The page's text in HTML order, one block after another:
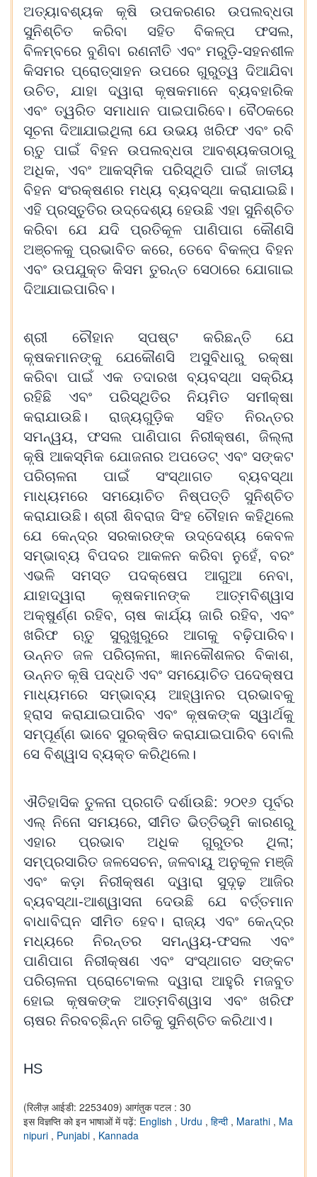
ଅତ୍ୟାବଶ୍ୟକ କୃଷି ଉପକରଣର ଉପଲବ୍ଧତା
ସୁନିଶ୍ଚିତ କରିବା ସହିତ ବିକଳ୍ପ ଫସଲ,
ବିଳମ୍ବରେ ବୁଣିବା ରଣନୀତି ଏବଂ ମରୁଡ଼ି-ସହନଶୀଳ
କିସମର ପ୍ରୋତ୍ସାହନ ଉପରେ ଗୁରୁତ୍ୱ ଦିଆଯିବା
ଉଚିତ, ଯାହା ଦ୍ୱାରା କୃଷକମାନେ ବ୍ୟବହାରିକ
ଏବଂ ତ୍ୱରିତ ସମାଧାନ ପାଇପାରିବେ। ବୈଠକରେ
ସୂଚନା ଦିଆଯାଇଥିଲା ଯେ ଉଭୟ ଖରିଫ ଏବଂ ରବି
ଋତୁ ପାଇଁ ବିହନ ଉପଲବ୍ଧତା ଆବଶ୍ୟକତାଠାରୁ
ଅଧିକ, ଏବଂ ଆକସ୍ମିକ ପରିସ୍ଥିତି ପାଇଁ ଜାତୀୟ
ବିହନ ସଂରକ୍ଷଣର ମଧ୍ୟ ବ୍ୟବସ୍ଥା କରାଯାଇଛି।
ଏହି ପ୍ରସ୍ତୁତିର ଉଦ୍ଦେଶ୍ୟ ହେଉଛି ଏହା ସୁନିଶ୍ଚିତ
କରିବା ଯେ ଯଦି ପ୍ରତିକୂଳ ପାଣିପାଗ କୌଣସି
ଅଞ୍ଚଳକୁ ପ୍ରଭାବିତ କରେ, ତେବେ ବିକଳ୍ପ ବିହନ
ଏବଂ ଉପଯୁକ୍ତ କିସମ ତୁରନ୍ତ ସେଠାରେ ଯୋଗାଇ
ଦିଆଯାଇପାରିବ।
ଶ୍ରୀ ଚୌହାନ ସ୍ପଷ୍ଟ କରିଛନ୍ତି ଯେ
କୃଷକମାନଙ୍କୁ ଯେକୌଣସି ଅସୁବିଧାରୁ ରକ୍ଷା
କରିବା ପାଇଁ ଏକ ତଦାରଖ ବ୍ୟବସ୍ଥା ସକ୍ରିୟ
ରହିଛି ଏବଂ ପରିସ୍ଥିତିର ନିୟମିତ ସମୀକ୍ଷା
କରାଯାଉଛି। ରାଜ୍ୟଗୁଡ଼ିକ ସହିତ ନିରନ୍ତର
ସମନ୍ୱୟ, ଫସଲ ପାଣିପାଗ ନିରୀକ୍ଷଣ, ଜିଲ୍ଲା
କୃଷି ଆକସ୍ମିକ ଯୋଜନାର ଅପଡେଟ୍ ଏବଂ ସଙ୍କଟ
ପରିଚାଳନା ପାଇଁ ସଂସ୍ଥାଗତ ବ୍ୟବସ୍ଥା
ମାଧ୍ୟମରେ ସମୟୋଚିତ ନିଷ୍ପତ୍ତି ସୁନିଶ୍ଚିତ
କରାଯାଉଛି। ଶ୍ରୀ ଶିବରାଜ ସିଂହ ଚୌହାନ କହିଥିଲେ
ଯେ କେନ୍ଦ୍ର ସରକାରଙ୍କ ଉଦ୍ଦେଶ୍ୟ କେବଳ
ସମ୍ଭାବ୍ୟ ବିପଦର ଆକଳନ କରିବା ନୁହେଁ, ବରଂ
ଏଭଳି ସମସ୍ତ ପଦକ୍ଷେପ ଆଗୁଆ ନେବା,
ଯାହାଦ୍ୱାରା କୃଷକମାନଙ୍କ ଆତ୍ମବିଶ୍ୱାସ
ଅକ୍ଷୁର୍ଣ୍ଣ ରହିବ, ଚାଷ କାର୍ଯ୍ୟ ଜାରି ରହିବ, ଏବଂ
ଖରିଫ ଋତୁ ସୁରୁଖୁରୁରେ ଆଗକୁ ବଢ଼ିପାରିବ।
ଉନ୍ନତ ଜଳ ପରିଚାଳନା, ଜ୍ଞାନକୌଶଳର ବିକାଶ,
ଉନ୍ନତ କୃଷି ପଦ୍ଧତି ଏବଂ ସମୟୋଚିତ ପଦେକ୍ଷପ
ମାଧ୍ୟମରେ ସମ୍ଭାବ୍ୟ ଆହ୍ୱାନର ପ୍ରଭାବକୁ
ହ୍ରାସ କରାଯାଇପାରିବ ଏବଂ କୃଷକଙ୍କ ସ୍ୱାର୍ଥକୁ
ସମ୍ପୂର୍ଣ୍ଣ ଭାବେ ସୁରକ୍ଷିତ କରାଯାଇପାରିବ ବୋଲି
ସେ ବିଶ୍ୱାସ ବ୍ୟକ୍ତ କରିଥିଲେ।
ଐତିହାସିକ ତୁଳନା ପ୍ରଗତି ଦର୍ଶାଉଛି: ୨୦୧୬ ପୂର୍ବର
ଏଲ୍ ନିନୋ ସମୟରେ, ସୀମିତ ଭିତ୍ତିଭୂମି କାରଣରୁ
ଏହାର ପ୍ରଭାବ ଅଧିକ ଗୁରୁତର ଥିଲା;
ସମ୍ପ୍ରସାରିତ ଜଳସେଚନ, ଜଳବାୟୁ ଅନୁକୂଳ ମଞ୍ଜି
ଏବଂ କଡ଼ା ନିରୀକ୍ଷଣ ଦ୍ୱାରା ସୁଦୃଢ଼ ଆଜିର
ବ୍ୟବସ୍ଥା-ଆଶ୍ୱାସନା ଦେଉଛି ଯେ ବର୍ତ୍ତମାନ
ବାଧାବିଘ୍ନ ସୀମିତ ହେବ। ରାଜ୍ୟ ଏବଂ କେନ୍ଦ୍ର
ମଧ୍ୟରେ ନିରନ୍ତର ସମନ୍ୱୟ-ଫସଲ ଏବଂ
ପାଣିପାଗ ନିରୀକ୍ଷଣ ଏବଂ ସଂସ୍ଥାଗତ ସଙ୍କଟ
ପରିଚାଳନା ପ୍ରୋଟୋକଲ ଦ୍ୱାରା ଆହୁରି ମଜବୁତ
ହୋଇ କୃଷକଙ୍କ ଆତ୍ମବିଶ୍ୱାସ ଏବଂ ଖରିଫ
ଚାଷର ନିରବଚ୍ଛିନ୍ନ ଗତିକୁ ସୁନିଶ୍ଚିତ କରିଥାଏ।
HS
(रिलीज़ आईडी: 2253409) आगंतुक पटल : 30
इस विज्ञप्ति को इन भाषाओं में पढ़ें: English , Urdu , हिन्दी , Marathi , Ma
nipuri , Punjabi , Kannada